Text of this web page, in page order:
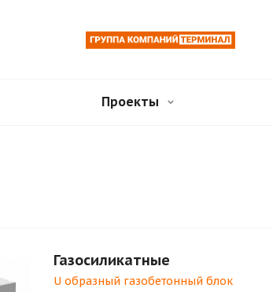
Проекты
Газосиликатные
U образный газобетонный блок